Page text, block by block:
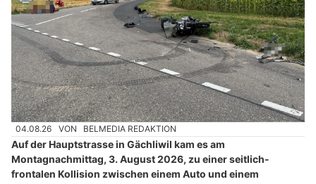
04.08.26 VON BELMEDIA REDAKTION
Auf der Hauptstrasse in Gächliwil kam es am
Montagnachmittag, 3. August 2026, zu einer seitlich-
frontalen Kollision zwischen einem Auto und einem